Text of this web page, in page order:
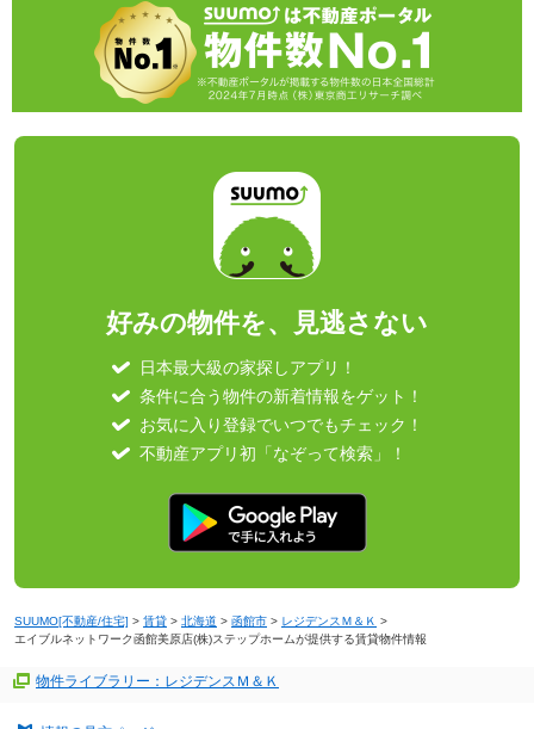
好みの物件を、見逃さない
日本最大級の家探しアプリ！
条件に合う物件の新着情報をゲット！
お気に入り登録でいつでもチェック！
不動産アプリ初「なぞって検索」！
SUUMO[不動産/住宅] > 賃貸 > 北海道 > 函館市 > レジデンスＭ＆Ｋ >
エイブルネットワーク函館美原店(株)ステップホームが提供する賃貸物件情報
物件ライブラリー：レジデンスＭ＆Ｋ